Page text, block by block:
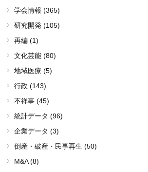
学会情報 (365)
研究開発 (105)
再編 (1)
文化芸能 (80)
地域医療 (5)
行政 (143)
不祥事 (45)
統計データ (96)
企業データ (3)
倒産・破産・民事再生 (50)
M&A (8)